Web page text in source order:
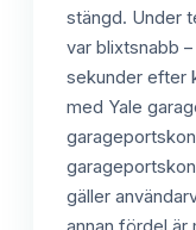
stängd. Under
var blixtsnabb
sekunder efter
med Yale
gäller